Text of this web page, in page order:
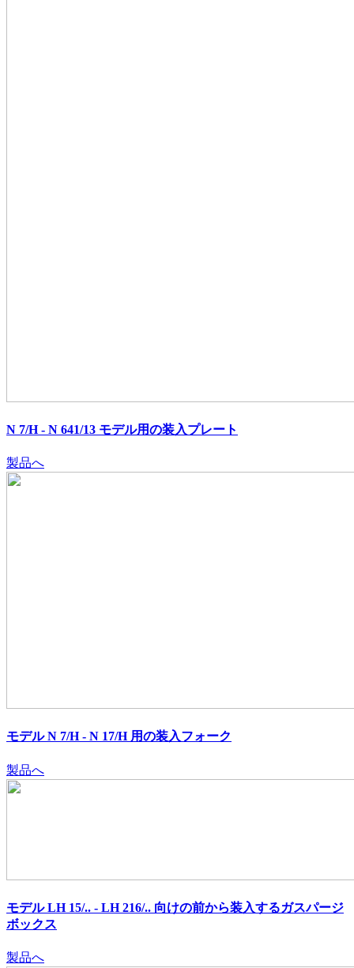
N 7/H - N 641/13 モデル用の装入プレート
製品へ
モデル N 7/H - N 17/H 用の装入フォーク
製品へ
モデル LH 15/.. - LH 216/.. 向けの前から装入するガスパージ
ボックス
製品へ